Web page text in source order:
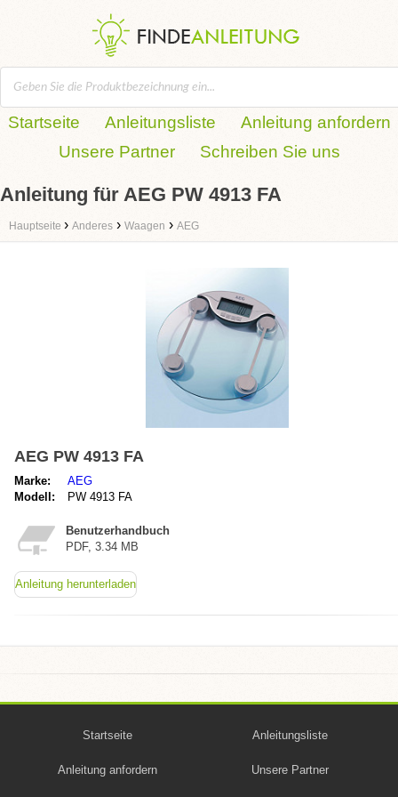
Startseite Anleitungsliste
Anleitung anfordern
Unsere Partner
Schreiben Sie uns
Anleitung für AEG PW 4913 FA
Hauptseite › Anderes › Waagen › AEG
AEG PW 4913 FA
Marke:
AEG
Modell:
PW 4913 FA
Benutzerhandbuch
PDF, 3.34 MB
Anleitung herunterladen
Startseite Anleitungsliste
Anleitung anfordern Unsere Partner